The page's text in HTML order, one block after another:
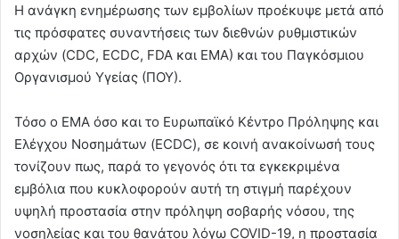
Η ανάγκη ενημέρωσης των εμβολίων προέκυψε μετά από
τις πρόσφατες συναντήσεις των διεθνών ρυθμιστικών
αρχών (CDC, ECDC, FDA και ΕΜΑ) και του Παγκόσμιου
Οργανισμού Υγείας (ΠΟΥ).
Τόσο ο ΕΜΑ όσο και το Ευρωπαϊκό Κέντρο Πρόληψης και
Ελέγχου Νοσημάτων (ECDC), σε κοινή ανακοίνωσή τους
τονίζουν πως, παρά το γεγονός ότι τα εγκεκριμένα
εμβόλια που κυκλοφορούν αυτή τη στιγμή παρέχουν
υψηλή προστασία στην πρόληψη σοβαρής νόσου, της
νοσηλείας και του θανάτου λόγω COVID-19, η προστασία